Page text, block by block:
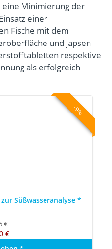
Minimierung der
einer
Fische mit dem
und japsen
respektive
als erfolgreich
-9%
Süßwasseranalyse *
€
€